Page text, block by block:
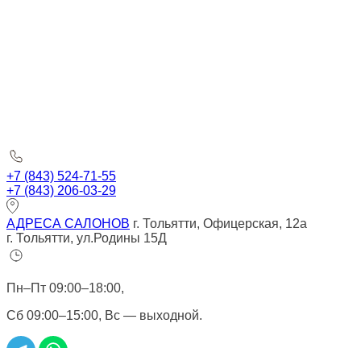
+7 (843) 524-71-55
+7 (843) 206-03-29
АДРЕСА САЛОНОВ г. Тольятти, Офицерская, 12а
г. Тольятти, ул.Родины 15Д
Пн–Пт 09:00–18:00,
Сб 09:00–15:00, Вс — выходной.